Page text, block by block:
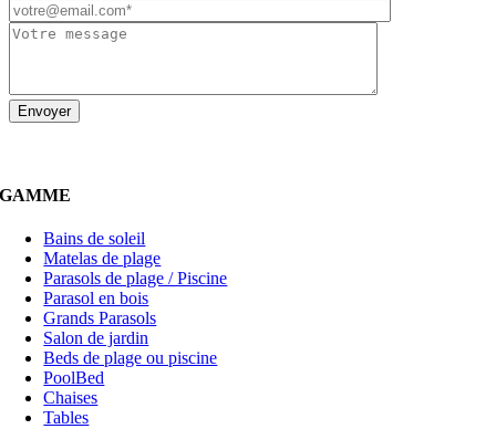
GAMME
Bains de soleil
Matelas de plage
Parasols de plage / Piscine
Parasol en bois
Grands Parasols
Salon de jardin
Beds de plage ou piscine
PoolBed
Chaises
Tables